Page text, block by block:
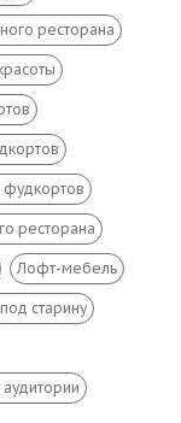
ресторана
ресторана
Лофт-мебель
старину